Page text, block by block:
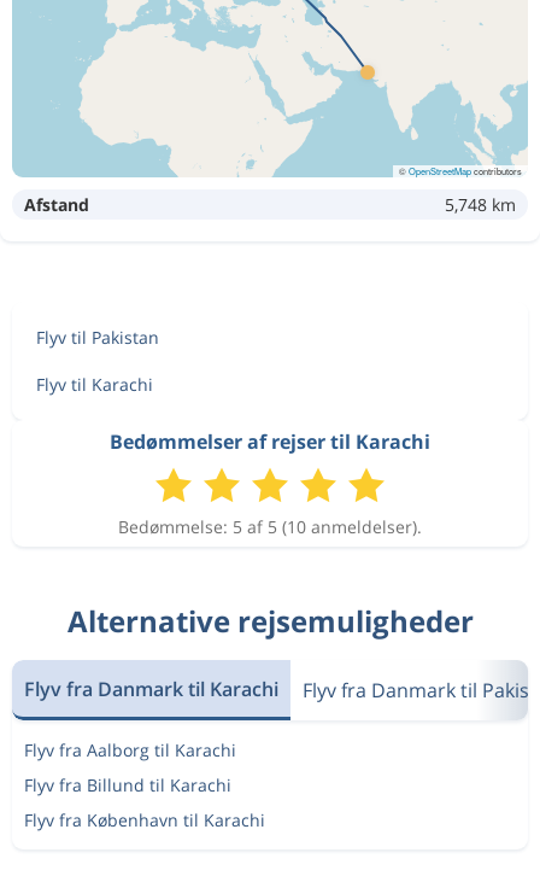
©OpenStreetMapcontributors
Afstand 5,748 km
Flyv til Pakistan
Flyv til Karachi
Bedømmelser af rejser til Karachi
Bedømmelse: 5 af 5 (10 anmeldelser).
Alternative rejsemuligheder
Flyv fra Danmark til Karachi Flyv fra Danmark til
Flyv fra Aalborg til Karachi
Flyv fra Billund til Karachi
Flyv fra København til Karachi